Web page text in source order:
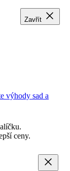
výhody sad a
ceny.
Zavřít
Zavřít
Zavřít